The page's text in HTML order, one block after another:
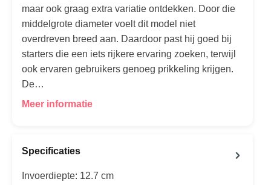
maar ook graag extra variatie ontdekken. Door die
middelgrote diameter voelt dit model niet
overdreven breed aan. Daardoor past hij goed bij
starters die een iets rijkere ervaring zoeken, terwijl
ook ervaren gebruikers genoeg prikkeling krijgen.
De…
Meer informatie
Specificaties
Invoerdiepte: 12.7 cm